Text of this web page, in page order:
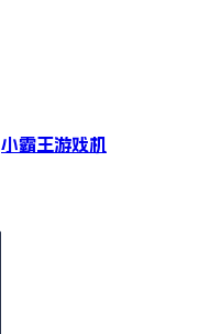
小霸王游戏机